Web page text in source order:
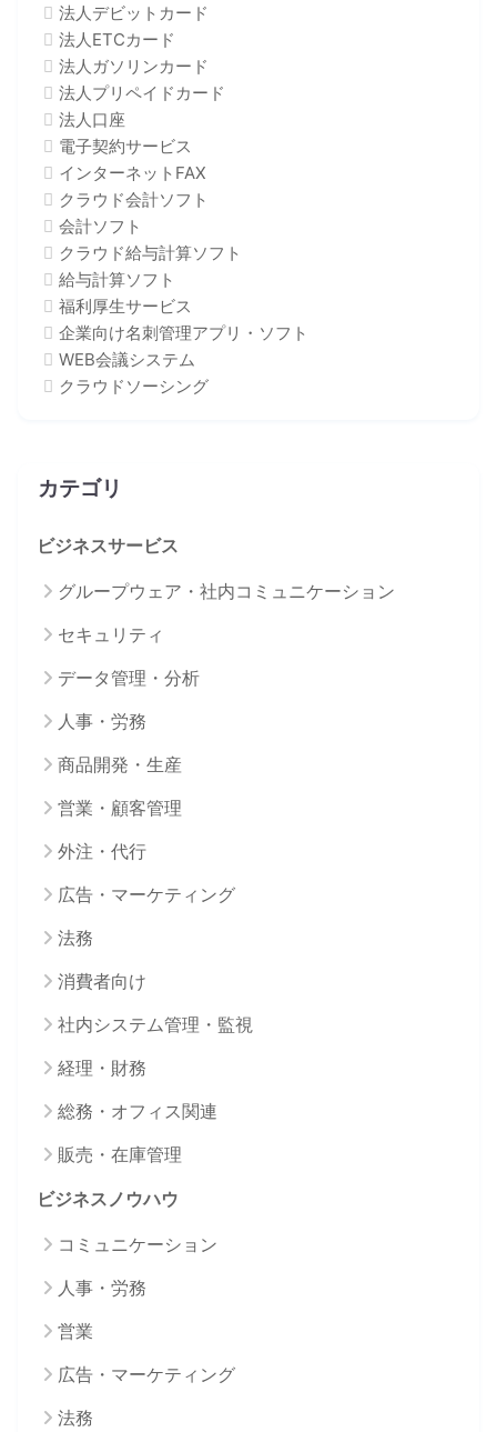
法人デビットカード
法人ETCカード
法人ガソリンカード
法人プリペイドカード
法人口座
電子契約サービス
インターネットFAX
クラウド会計ソフト
会計ソフト
クラウド給与計算ソフト
給与計算ソフト
福利厚生サービス
企業向け名刺管理アプリ・ソフト
WEB会議システム
クラウドソーシング
カテゴリ
ビジネスサービス
グループウェア・社内コミュニケーション
セキュリティ
データ管理・分析
人事・労務
商品開発・生産
営業・顧客管理
外注・代行
広告・マーケティング
法務
消費者向け
社内システム管理・監視
経理・財務
総務・オフィス関連
販売・在庫管理
ビジネスノウハウ
コミュニケーション
人事・労務
営業
広告・マーケティング
法務